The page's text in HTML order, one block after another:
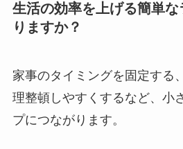
生活の効率を上げる簡単
りますか？
家事のタイミングを固定する
理整頓しやすくするなど、小
プにつながります。